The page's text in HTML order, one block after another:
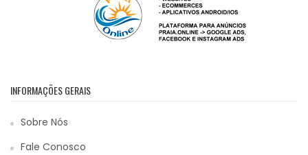
INFORMAÇÕES GERAIS
Sobre Nós
Fale Conosco